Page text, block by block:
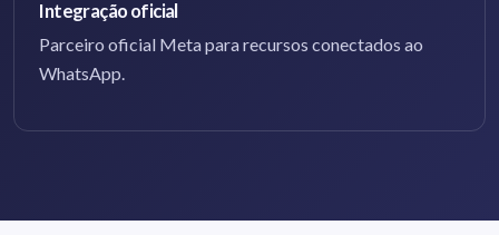
Integração oficial
Parceiro oficial Meta para recursos conectados ao
WhatsApp.